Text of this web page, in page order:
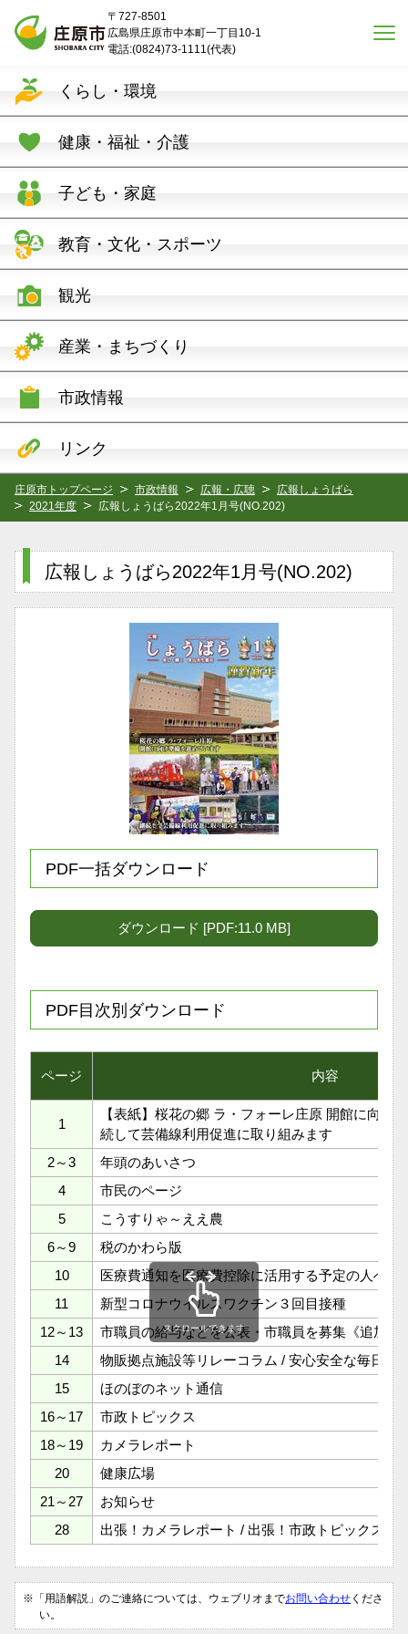
〒727-8501
広島県庄原市中本町一丁目10-1
電話:(0824)73-1111(代表)
くらし・環境
健康・福祉・介護
子ども・家庭
教育・文化・スポーツ
観光
産業・まちづくり
市政情報
リンク
庄原市トップページ 市政情報 広報・広聴
広報しょうばら
2021年度
広報しょうばら2022年1月号(NO.202)
広報しょうばら2022年1月号(NO.202)
PDF一括ダウンロード
ダウンロード [PDF:11.0 MB]
PDF目次別ダウンロード
ページ 内容
1
【表紙】桜花の郷 ラ・フォーレ庄原 開館に向け
続して芸備線利用促進に取り組みます
2～3
年頭のあいさつ
4
市民のページ
5
こうすりゃ～ええ農
6～9
税のかわら版
10
医療費通知を医療費控除に活用する予定の人へ /
11
新型コロナウイルスワクチン３回目接種
12～13
市職員の給与などを公表・市職員を募集《追加募
14
物販拠点施設等リレーコラム / 安心安全な毎日の
15
ほのぼのネット通信
16～17
市政トピックス
18～19
カメラレポート
20
健康広場
21～27
お知らせ
28
出張！カメラレポート / 出張！市政トピックス
スクロールできます
※「用語解説」のご連絡については、ウェブリオまでお問い合わせ くださ
い。